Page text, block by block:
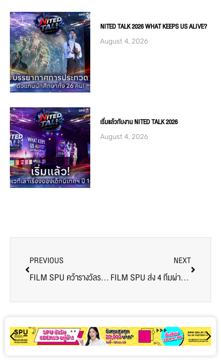
NITED TALK 2026 WHAT KEEPS US ALIVE?
August 4, 2026
เริ่มแล้วกับงาน NITED TALK 2026
August 4, 2026
PREVIOUS
FILM SPU คว้ารางวัลรองชนะเลิศอันดับ 1 เวทีภาพยนตร์สั้น “แม่” ตอกย้ำพลังการเรียนรู้ผ่านประสบการณ์จริง
NEXT
FILM SPU ส่ง 4 ทีมผ่านการอบรมภาพยนตร์สั้น ร่วมขับเคลื่อนการอนุรักษ์ สืบสาน และสร้างสรรค์เอกลักษณ์ไทย